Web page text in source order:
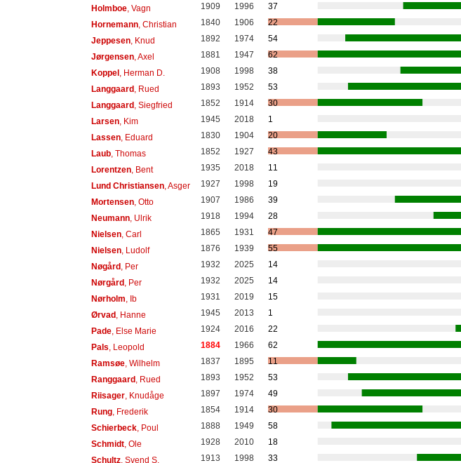
Holmboe, Vagn 1909 1996
37
Hornemann, Christian 1840 1906
22
Jeppesen, Knud 1892 1974
54
Jørgensen, Axel 1881 1947
62
Koppel, Herman D. 1908 1998
38
Langgaard, Rued 1893 1952
53
Langgaard, Siegfried 1852 1914
30
Larsen, Kim 1945 2018
1
Lassen, Eduard 1830 1904
20
Laub, Thomas 1852 1927
43
Lorentzen, Bent 1935 2018
11
Lund Christiansen, Asger 1927 1998
19
Mortensen, Otto 1907 1986
39
Neumann, Ulrik 1918 1994
28
Nielsen, Carl 1865 1931
47
Nielsen, Ludolf 1876 1939
55
Nøgård, Per 1932 2025
14
Nørgård, Per 1932 2025
14
Nørholm , Ib 1931 2019
15
Ørvad, Hanne 1945 2013
1
Pade, Else Marie 1924 2016
22
Pals , Leopold 1884 1966
62
Ramsøe, Wilhelm 1837 1895
11
Ranggaard, Rued 1893 1952
53
Riisager, Knudåge 1897 1974
49
Rung, Frederik 1854 1914
30
Schierbeck, Poul 1888 1949
58
Schmidt, Ole 1928 2010
18
Schultz, Svend S. 1913 1998 33